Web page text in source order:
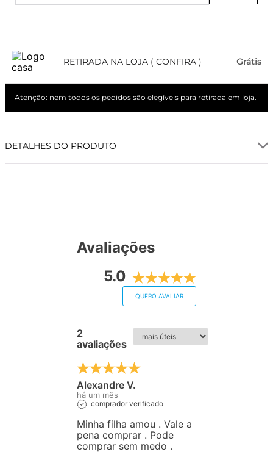
RETIRADA NA LOJA ( CONFIRA ) Grátis
Atenção: nem todos os pedidos são elegíveis para retirada em loja.
DETALHES DO PRODUTO
Avaliações
5.0
QUERO AVALIAR
2
avaliações
Alexandre V.
há um mês
comprador verificado
Minha filha amou . Vale a
pena comprar . Pode
comprar sem medo .